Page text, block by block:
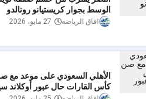
الوسط بجوار كريستيانو رونالدو
افاق الرياضه 27 مايو، 2026
الأهلي السعودي على موعد مع
كأس القارات حال عبور أوكلاند